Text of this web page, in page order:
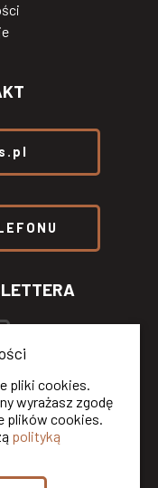
oraz wyrażam
handlowych
SP. Z O.O.*
pliki cookies.
wyrażasz zgodę
plików cookies.
polityką